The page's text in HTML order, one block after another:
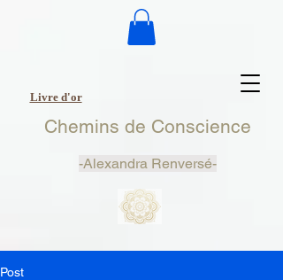
Chemins de Conscience
-Alexandra Renversé-
Livre d'or
Post